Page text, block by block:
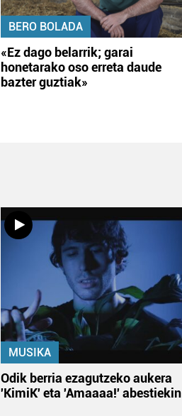
BERO BOLADA
«Ez dago belarrik; garai
honetarako oso erreta daude
bazter guztiak»
MUSIKA
Odik berria ezagutzeko aukera
'KimiK' eta 'Amaaaa!' abestiekin